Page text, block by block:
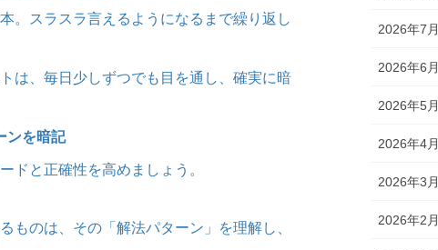
。スラスラ言えるようになるまで繰り返し
は、毎日少しずつでも目を通し、確実に暗
ンを暗記
ドと正確性を高めましょう。
ものは、その「解法パターン」を理解し、
2026年7月
2026年6月
2026年5月
2026年4月
2026年3月
2026年2月